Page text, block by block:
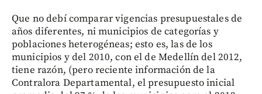
Que no debí comparar vigencias presupuestales de
años diferentes, ni municipios de categorías y
poblaciones heterogéneas; esto es, las de los
municipios y del 2010, con el de Medellín del 2012,
tiene razón, (pero reciente información de la
Contralora Departamental, el presupuesto inicial